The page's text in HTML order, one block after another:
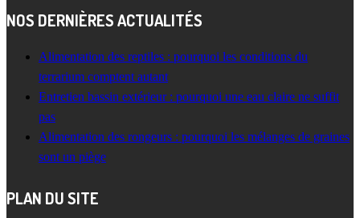
NOS DERNIÈRES ACTUALITÉS
Alimentation des reptiles : pourquoi les conditions du
terrarium comptent autant
Entretien bassin extérieur : pourquoi une eau claire ne suffit
pas
Alimentation des rongeurs : pourquoi les mélanges de graines
sont un piège
PLAN DU SITE